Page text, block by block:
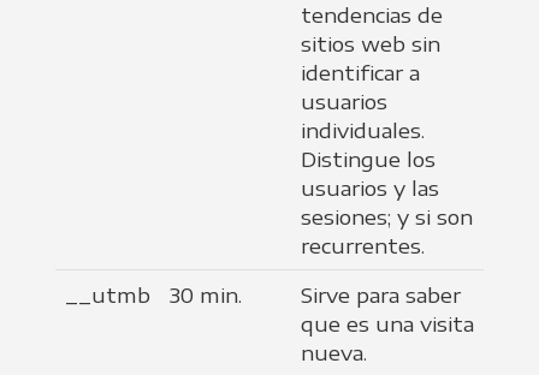
tendencias de
sitios web sin
identificar a
usuarios
individuales.
Distingue los
usuarios y las
sesiones; y si son
recurrentes.
__utmb
30 min.
Sirve para saber
que es una visita
nueva.